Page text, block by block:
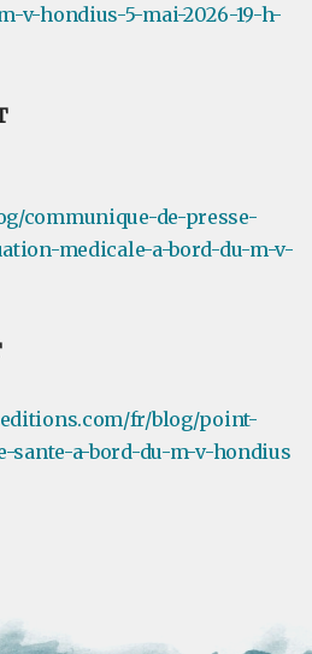
v-hondius-5-mai-2026-19-h-
communique-de-presse-
medicale-a-bord-du-m-v-
fr/blog/point-
sante-a-bord-du-m-v-hondius